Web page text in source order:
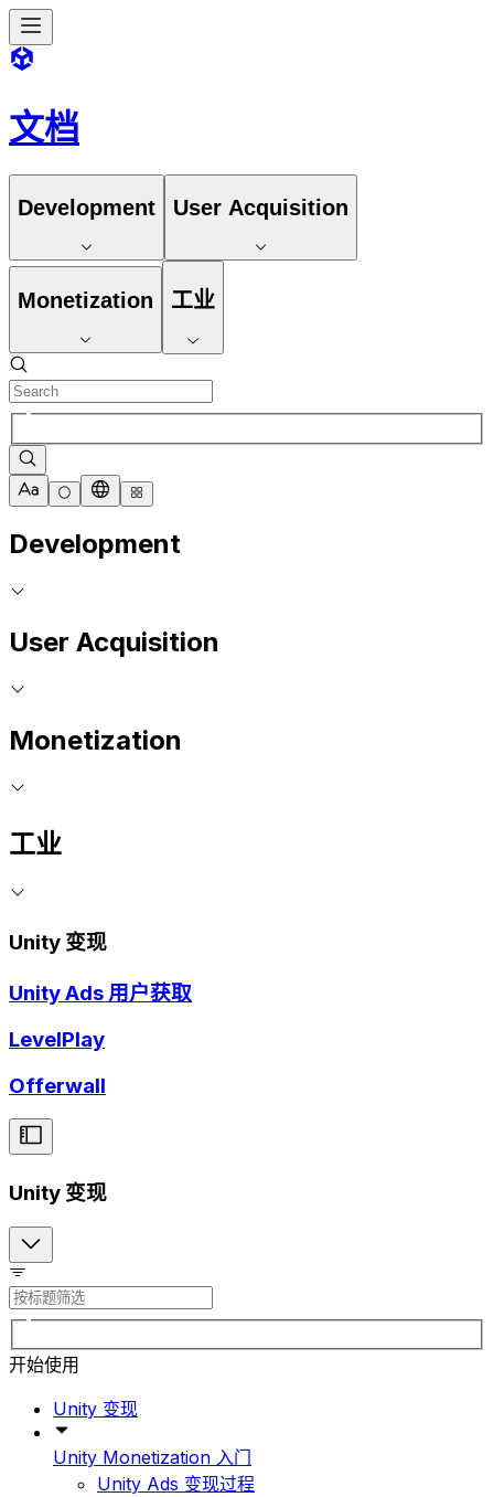
文档
Development User Acquisition
Monetization 工业
Development
User Acquisition
Monetization
工业
Unity 变现
Unity Ads 用户获取
LevelPlay
Offerwall
Unity 变现
开始使用
Unity 变现
Unity Monetization 入门
Unity Ads 变现过程